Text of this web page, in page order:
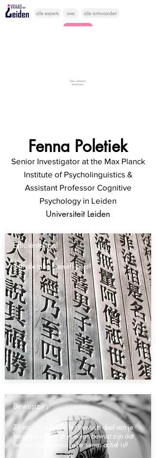
alle experts over alle antwoorden
vragen lessen
Fenna Poletiek
Senior Investigator at the Max Planck
Institute of Psycholinguistics &
Assistant Professor Cognitive
Psychology in Leiden
Universiteit Leiden
Efficiënte taal
Zijn alle talen even efficiënt?
Bewustzijn
Zit voor in je hoofd het bewuste deel van je
hersenen en kun je je ervan bewust zijn dat
het voorste deel van je hersenen actief is?